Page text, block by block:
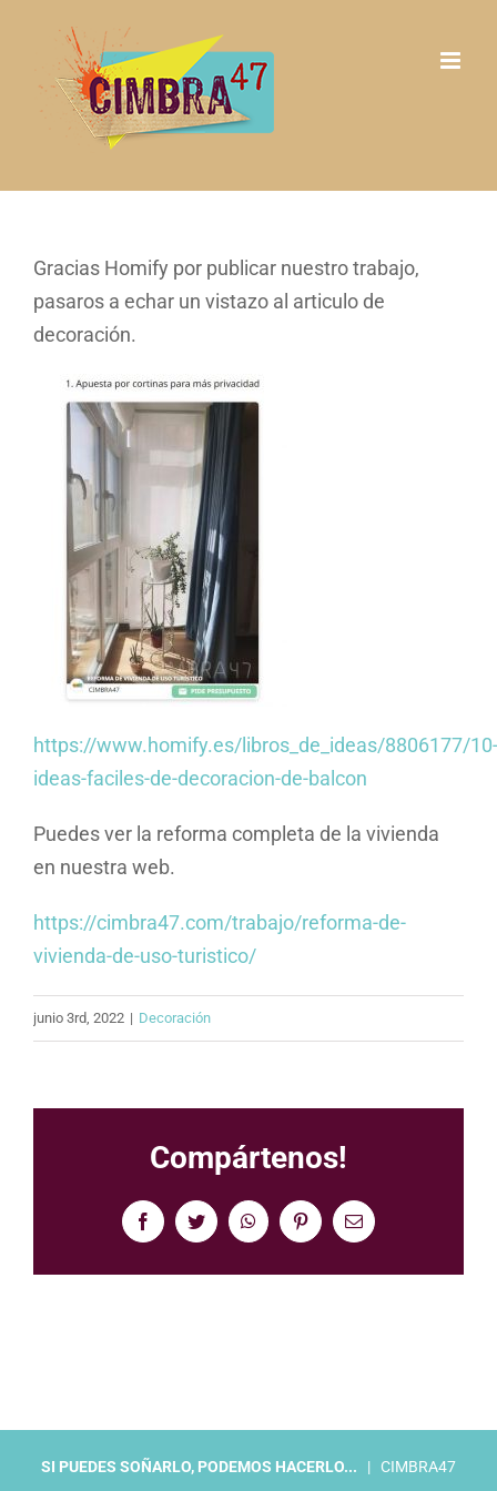
contenido
Gracias Homify por publicar nuestro trabajo,
pasaros a echar un vistazo al articulo de
decoración.
https://www.homify.es/libros_de_ideas/8806177/10-
ideas-faciles-de-decoracion-de-balcon
Puedes ver la reforma completa de la vivienda
en nuestra web.
https://cimbra47.com/trabajo/reforma-de-
vivienda-de-uso-turistico/
junio 3rd, 2022 | Decoración
Compártenos!
FacebookTwitterWhatsAppPinterestCorreo
electrónico
SI PUEDES SOÑARLO, PODEMOS HACERLO... | CIMBRA47